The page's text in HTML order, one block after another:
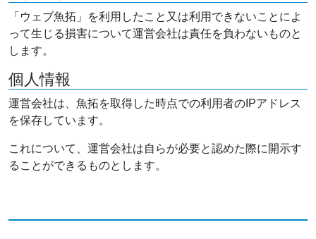
「ウェブ魚拓」を利用したこと又は利用できないことによ
って生じる損害について運営会社は責任を負わないものと
します。
個人情報
運営会社は、魚拓を取得した時点での利用者のIPアドレス
を保存しています。
これについて、運営会社は自らが必要と認めた際に開示す
ることができるものとします。